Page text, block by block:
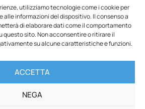
utilizziamo tecnologie come i cookie per
alle informazioni del dispositivo. Il consenso a
di elaborare dati come il comportamento
questo sito. Non acconsentire o ritirare il
su alcune caratteristiche e funzioni.
ACCETTA
NEGA